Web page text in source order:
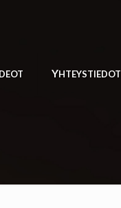
YHTEYSTIEDOT